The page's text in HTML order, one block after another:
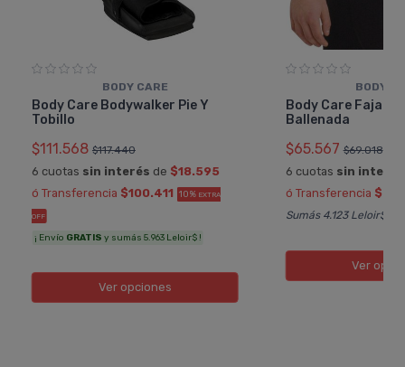
BODY CARE
Body Care Bodywalker Pie Y
Tobillo
$111.568 $117.440
6 cuotas sin interés de $18.595
ó Transferencia $100.411 10% EXTRA
OFF
¡ Envío GRATIS y sumás 5.963 Leloir$ !
Ver opciones
BODY
Body Care Faja
Ballenada
$65.567 $69.018
6 cuotas sin interés
ó Transferencia
Sumás 4.123 Leloir$
Ver